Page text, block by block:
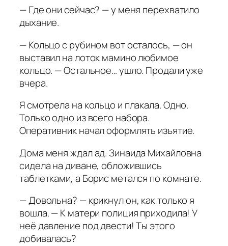
— Где они сейчас? — у меня перехватило
дыхание.
— Кольцо с рубином вот осталось, — он
выставил на лоток мамино любимое
кольцо. — Остальное… ушло. Продали уже
вчера.
Я смотрела на кольцо и плакала. Одно.
Только одно из всего набора.
Оперативник начал оформлять изъятие.
Дома меня ждал ад. Зинаида Михайловна
сидела на диване, обложившись
таблетками, а Борис метался по комнате.
— Довольна? — крикнул он, как только я
вошла. — К матери полиция приходила! У
неё давление под двести! Ты этого
добивалась?